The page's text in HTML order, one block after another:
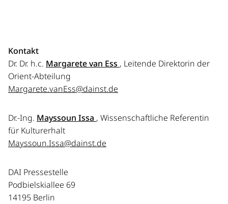
Kontakt
Dr. Dr. h.c. Margarete van Ess , Leitende Direktorin der
Orient-Abteilung
Margarete.vanEss@dainst.de
Dr.-Ing. Mayssoun Issa , Wissenschaftliche Referentin
für Kulturerhalt
Mayssoun.Issa@dainst.de
DAI Pressestelle
Podbielskiallee 69
14195 Berlin